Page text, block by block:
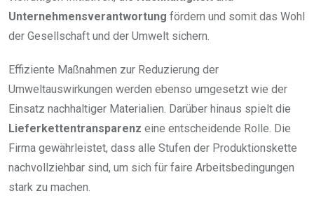
Unternehmensverantwortung fördern und somit das Wohl
der Gesellschaft und der Umwelt sichern.
Effiziente Maßnahmen zur Reduzierung der
Umweltauswirkungen werden ebenso umgesetzt wie der
Einsatz nachhaltiger Materialien. Darüber hinaus spielt die
Lieferkettentransparenz eine entscheidende Rolle. Die
Firma gewährleistet, dass alle Stufen der Produktionskette
nachvollziehbar sind, um sich für faire Arbeitsbedingungen
stark zu machen.